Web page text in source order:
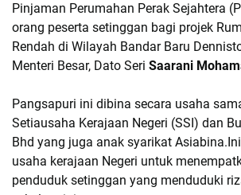
Pinjaman Perumahan Perak Sejahtera
orang peserta setinggan bagi projek
Rendah di Wilayah Bandar Baru
Menteri Besar, Dato Seri Saarani
Pangsapuri ini dibina secara usaha
Setiausaha Kerajaan Negeri (SSI) dan
Bhd yang juga anak syarikat
usaha kerajaan Negeri untuk
penduduk setinggan yang menduduki